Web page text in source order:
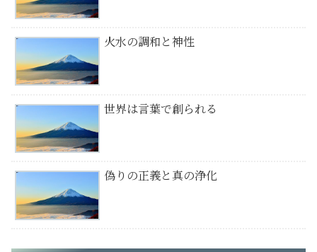
火水の調和と神性
世界は言葉で創られる
偽りの正義と真の浄化